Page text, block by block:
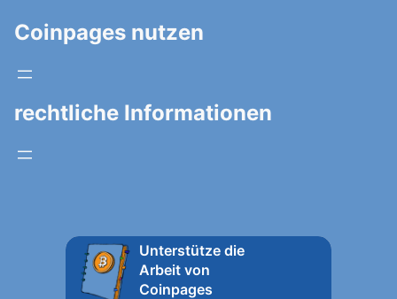
Coinpages nutzen
rechtliche Informationen
Unterstütze die
Arbeit von
Coinpages